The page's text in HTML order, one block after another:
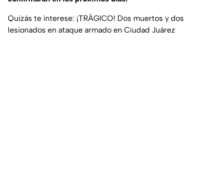
Quizás te interese: ¡TRÁGICO! Dos muertos y dos
lesionados en ataque armado en Ciudad Juárez